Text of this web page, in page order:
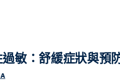
敏：舒緩症狀與預